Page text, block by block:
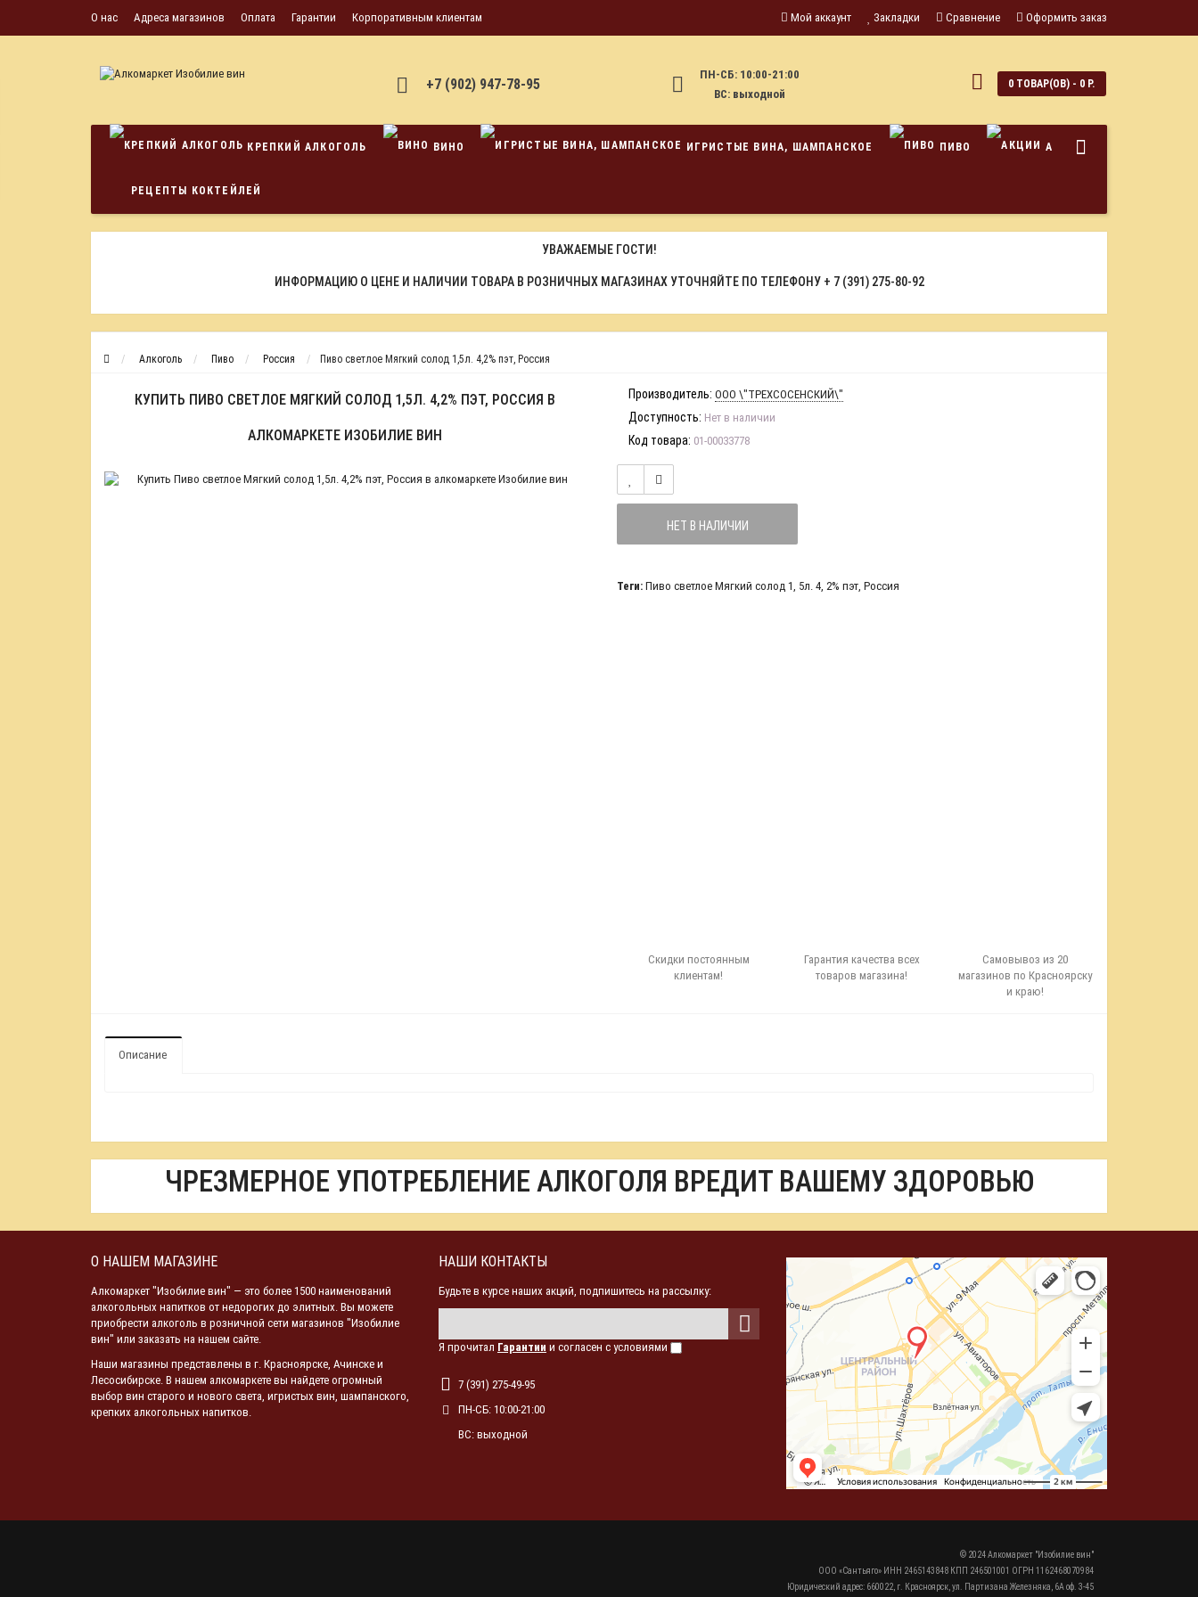
О нас Адреса магазинов Оплата Гарантии Корпоративным клиентам Мой аккаунт Закладки Сравнение Оформить заказ
+7 (902) 947-78-95
ПН-СБ: 10:00-21:00
ВС: выходной
0 ТОВАР(ОВ) - 0 Р.
КРЕПКИЙ АЛКОГОЛЬ ВИНО ИГРИСТЫЕ ВИНА, ШАМПАНСКОЕ ПИВО АКЦИИ
РЕЦЕПТЫ КОКТЕЙЛЕЙ
УВАЖАЕМЫЕ ГОСТИ!
ИНФОРМАЦИЮ О ЦЕНЕ И НАЛИЧИИ ТОВАРА В РОЗНИЧНЫХ МАГАЗИНАХ УТОЧНЯЙТЕ ПО ТЕЛЕФОНУ + 7 (391) 275-80-92
Алкоголь Пиво Россия Пиво светлое Мягкий солод 1,5л. 4,2% пэт, Россия
КУПИТЬ ПИВО СВЕТЛОЕ МЯГКИЙ СОЛОД 1,5Л. 4,2% ПЭТ, РОССИЯ В
АЛКОМАРКЕТЕ ИЗОБИЛИЕ ВИН
Производитель: ООО \"ТРЕХСОСЕНСКИЙ\"
Доступность: Нет в наличии
Код товара: 01-00033778
НЕТ В НАЛИЧИИ
Теги: Пиво светлое Мягкий солод 1, 5л. 4, 2% пэт, Россия
Скидки постоянным
клиентам!
Гарантия качества всех
товаров магазина!
Самовывоз из 20
магазинов по Красноярску
и краю!
Описание
ЧРЕЗМЕРНОЕ УПОТРЕБЛЕНИЕ АЛКОГОЛЯ ВРЕДИТ ВАШЕМУ ЗДОРОВЬЮ
О НАШЕМ МАГАЗИНЕ
Алкомаркет "Изобилие вин" — это более 1500 наименований
алкогольных напитков от недорогих до элитных. Вы можете
приобрести алкоголь в розничной сети магазинов "Изобилие
вин" или заказать на нашем сайте.
Наши магазины представлены в г. Красноярске, Ачинске и
Лесосибирске. В нашем алкомаркете вы найдете огромный
выбор вин старого и нового света, игристых вин, шампанского,
крепких алкогольных напитков.
НАШИ КОНТАКТЫ
Будьте в курсе наших акций, подпишитесь на рассылку:
Я прочитал Гарантии и согласен с условиями
7 (391) 275-49-95
ПН-СБ: 10:00-21:00
ВС: выходной
© 2024 Алкомаркет "Изобилие вин"
ООО «Сантьяго» ИНН 2465143848 КПП 246501001 ОГРН 1162468070984
Юридический адрес: 660022, г. Красноярск, ул. Партизана Железняка, 6А оф. 3-45